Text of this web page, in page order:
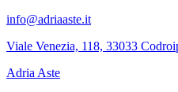
info@adriaaste.it
Viale Venezia, 118, 33033
Adria Aste